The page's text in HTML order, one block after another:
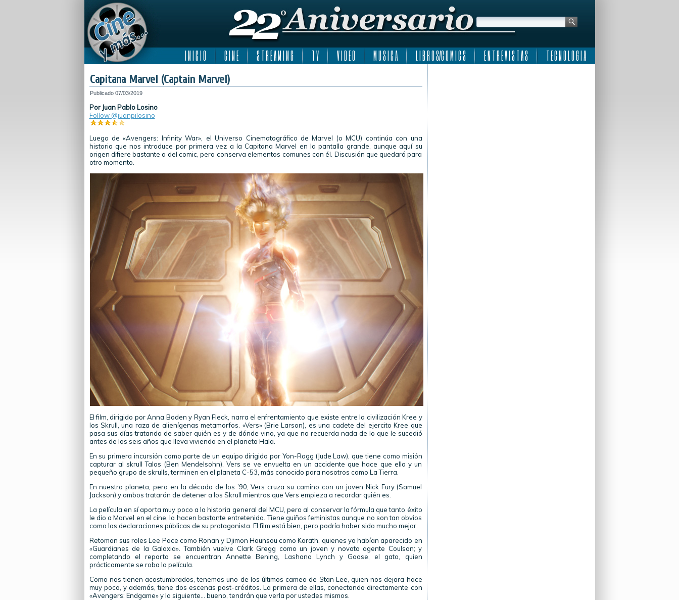
I N I C I O C I N E S T R E A M I N G T V V I D E O M U S I C A L I B R O S/C O M I C S E N T R E V I S T A S T E C N O L O G I A
Capitana Marvel (Captain Marvel)
Publicado 07/03/2019
Por Juan Pablo Losino
Follow @juanpilosino
Luego de «Avengers: Infinity War», el Universo Cinematográfico de Marvel (o MCU) continúa con una
historia que nos introduce por primera vez a la Capitana Marvel en la pantalla grande, aunque aquí su
origen difiere bastante a del comic, pero conserva elementos comunes con él. Discusión que quedará para
otro momento.
El film, dirigido por Anna Boden y Ryan Fleck, narra el enfrentamiento que existe entre la civilización Kree y
los Skrull, una raza de alienígenas metamorfos. «Vers» (Brie Larson), es una cadete del ejercito Kree que
pasa sus días tratando de saber quién es y de dónde vino, ya que no recuerda nada de lo que le sucedió
antes de los seis años que lleva viviendo en el planeta Hala.
En su primera incursión como parte de un equipo dirigido por Yon-Rogg (Jude Law), que tiene como misión
capturar al skrull Talos (Ben Mendelsohn), Vers se ve envuelta en un accidente que hace que ella y un
pequeño grupo de skrulls, terminen en el planeta C-53, más conocido para nosotros como La Tierra.
En nuestro planeta, pero en la década de los ’90, Vers cruza su camino con un joven Nick Fury (Samuel
Jackson) y ambos tratarán de detener a los Skrull mientras que Vers empieza a recordar quién es.
La película en sí aporta muy poco a la historia general del MCU, pero al conservar la fórmula que tanto éxito
le dio a Marvel en el cine, la hacen bastante entretenida. Tiene guiños feministas aunque no son tan obvios
como las declaraciones públicas de su protagonista. El film está bien, pero podría haber sido mucho mejor.
Retoman sus roles Lee Pace como Ronan y Djimon Hounsou como Korath, quienes ya habían aparecido en
«Guardianes de la Galaxia». También vuelve Clark Gregg como un joven y novato agente Coulson; y
completando el reparto se encuentran Annette Bening, Lashana Lynch y Goose, el gato, quien
prácticamente se roba la película.
Como nos tienen acostumbrados, tenemos uno de los últimos cameo de Stan Lee, quien nos dejara hace
muy poco, y además, tiene dos escenas post-créditos. La primera de ellas, conectando directamente con
«Avengers: Endgame» y la siguiente… bueno, tendrán que verla por ustedes mismos.